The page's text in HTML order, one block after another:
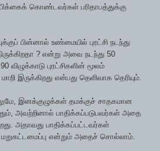
கொண்டவர்கள் பரிதாபத்துக்கு
பின்னால் உண்மையில் புரட்சி நடந்து
? என்று அவை நடந்து 50
புரட்சிகளின் மூலம்
இருக்கிறது என்பது தெளிவாக தெரியும்.
இனக்குழுக்கள் தமக்குச் சாதகமான
அவற்றினால் பாதிக்கப்படுபவர்கள் அதை
அதாவது பாதிக்கப்பட்டவர்கள்
என்றும் அதைச் சொல்லாம்.